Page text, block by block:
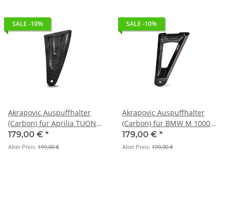
SALE -10%
Akrapovic Auspuffhalter
(Carbon) für Aprilia TUONO
V4 - BJ. 2017 > 2026 (P-
MBA10R7)
179,00 € *
Alter Preis: 199,00 €
SALE -10%
Akrapovic Auspuffhalter
(Carbon) für BMW M 1000
RR - BJ. 2019 > 2026 (P-
MBB10E1/1)
179,00 € *
Alter Preis: 199,00 €